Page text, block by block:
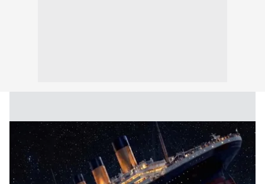
reklam/pazarlama faaliyetlerinin yapılması, amaçlarıyla
sınırlı olarak açık rızanız dahilinde kullanılacaktır.
Çerezlere ilişkin tercihlerinizi aşağıda yer alan panel
vasıtasıyla belirleyebilirsiniz. Çerezlere ilişkin detaylı bilgi